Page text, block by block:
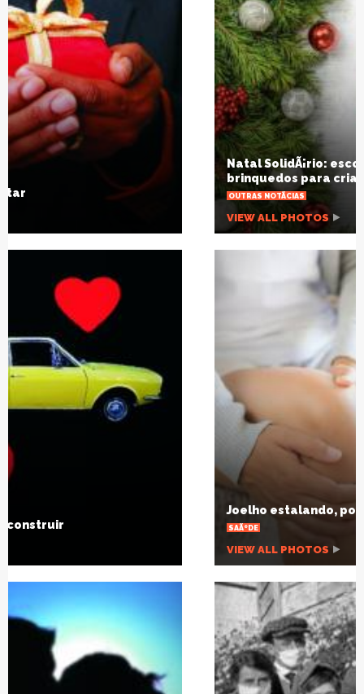
Natal SolidÃ¡rio: escola arrecadarÃ¡
brinquedos para crianÃ§as carentes
OUTRAS NOTÃ­CIAS
Joelho estalando, por que isso acontece?
SAÃºDE